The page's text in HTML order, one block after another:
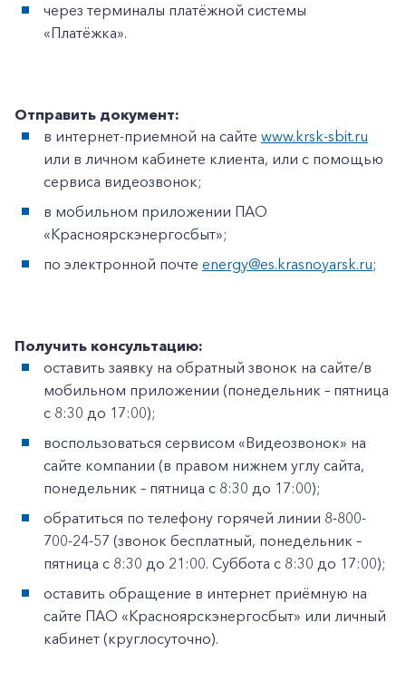
через терминалы платёжной системы
«Платёжка».
Отправить документ:
в интернет-приемной на сайте www.krsk-sbit.ru
или в личном кабинете клиента, или с помощью
сервиса видеозвонок;
в мобильном приложении ПАО
«Красноярскэнергосбыт»;
по электронной почте energy@es.krasnoyarsk.ru;
Получить консультацию:
оставить заявку на обратный звонок на сайте/в
мобильном приложении (понедельник – пятница
с 8:30 до 17:00);
воспользоваться сервисом «Видеозвонок» на
сайте компании (в правом нижнем углу сайта,
понедельник – пятница с 8:30 до 17:00);
обратиться по телефону горячей линии 8-800-
700-24-57 (звонок бесплатный, понедельник –
пятница с 8:30 до 21:00. Суббота с 8:30 до 17:00);
оставить обращение в интернет приёмную на
сайте ПАО «Красноярскэнергосбыт» или личный
кабинет (круглосуточно).